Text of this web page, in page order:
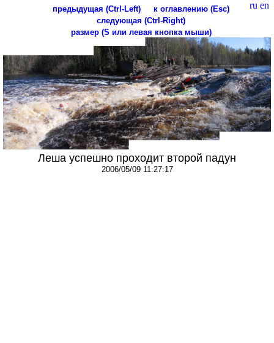
ru en
предыдущая (Ctrl-Left)
к оглавлению (Esc)
следующая (Ctrl-Right)
размер (S или левая кнопка мыши)
Леша успешно проходит второй падун
2006/05/09 11:27:17